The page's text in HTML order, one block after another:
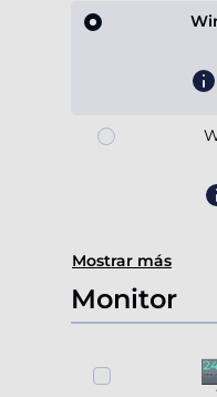
Mostrar más
Monitor